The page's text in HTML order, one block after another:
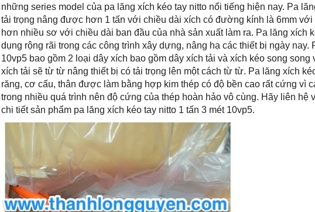
những series model của pa lăng xích kéo tay nitto nổi tiếng hiện nay. Pa
tải trọng nâng được hơn 1 tấn với chiều dài xích có đường kính là 6mm với
hơn nhiều sơ với chiều dài ban đầu của nhà sản xuất làm ra. Pa lăng xích
dụng rộng rãi trong các công trình xây dựng, nâng hạ các thiết bị ngày nay.
10vp5 bao gồm 2 loại dây xích bao gồm dây xích tải và xích kéo song
xích tải sẽ từ từ nâng thiết bị có tải trọng lên một cách từ từ. Pa lăng xích
răng, cơ cấu, thân được làm bằng hợp kim thép có độ bền cao rất cứng vì
trong nhiều quá trình nên độ cứng của thép hoàn hảo vô cùng. Hãy liên
chi tiết sản phẩm pa lăng xích kéo tay nitto 1 tấn 3 mét 10vp5.